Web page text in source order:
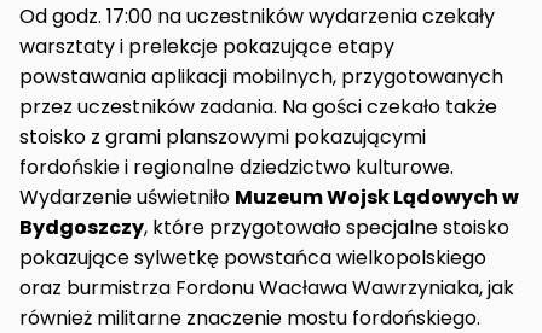
Od godz. 17:00 na uczestników wydarzenia czekały
warsztaty i prelekcje pokazujące etapy
powstawania aplikacji mobilnych, przygotowanych
przez uczestników zadania. Na gości czekało także
stoisko z grami planszowymi pokazującymi
fordońskie i regionalne dziedzictwo kulturowe.
Wydarzenie uświetniło Muzeum Wojsk Lądowych w
Bydgoszczy, które przygotowało specjalne stoisko
pokazujące sylwetkę powstańca wielkopolskiego
oraz burmistrza Fordonu Wacława Wawrzyniaka, jak
również militarne znaczenie mostu fordońskiego.